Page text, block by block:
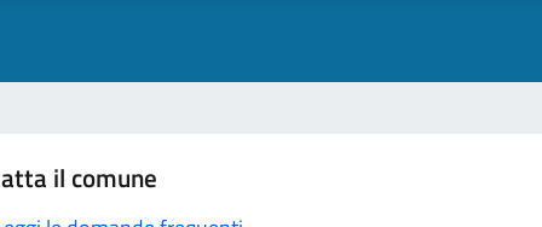
il comune